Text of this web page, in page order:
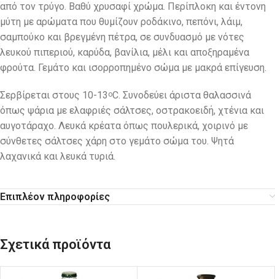
από τον τρύγο. Βαθύ χρυσαφί χρώμα. Περίπλοκη και έντονη
μύτη με αρώματα που θυμίζουν ροδάκινο, πεπόνι, λάιμ,
σαμπούκο και βρεγμένη πέτρα, σε συνδυασμό με νότες
λευκού πιπεριού, καρύδα, βανίλια, μέλι και αποξηραμένα
φρούτα. Γεμάτο και ισορροπημένο σώμα με μακρά επίγευση.
Σερβίρεται στους 10-13 oC. Συνοδεύει άριστα θαλασσινά
όπως ψάρια με ελαφριές σάλτσες, οστρακοειδή, χτένια και
αυγοτάραχο. Λευκά κρέατα όπως πουλερικά, χοιρινό με
σύνθετες σάλτσες χάρη στο γεμάτο σώμα του. Ψητά
λαχανικά και λευκά τυριά.
Επιπλέον πληροφορίες
Σχετικά προϊόντα